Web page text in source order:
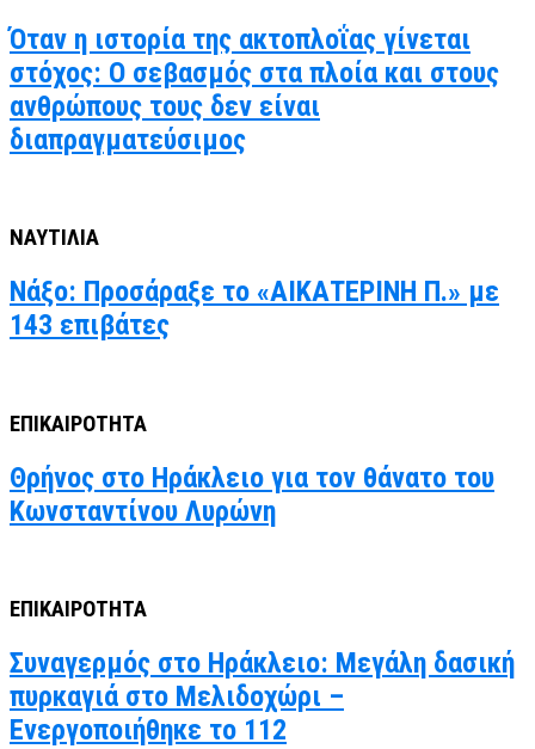
Όταν η ιστορία της ακτοπλοΐας γίνεται
στόχος: Ο σεβασμός στα πλοία και στους
ανθρώπους τους δεν είναι
διαπραγματεύσιμος
ΝΑΥΤΙΛΙΑ
Νάξο: Προσάραξε το «ΑΙΚΑΤΕΡΙΝΗ Π.» με
143 επιβάτες
ΕΠΙΚΑΙΡΟΤΗΤΑ
Θρήνος στο Ηράκλειο για τον θάνατο του
Κωνσταντίνου Λυρώνη
ΕΠΙΚΑΙΡΟΤΗΤΑ
Συναγερμός στο Ηράκλειο: Μεγάλη δασική
πυρκαγιά στο Μελιδοχώρι –
Ενεργοποιήθηκε το 112